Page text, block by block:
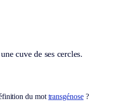
cuve de ses cercles.
du mot transgénose?